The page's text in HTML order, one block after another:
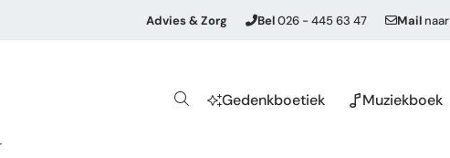
Advies & Zorg Bel026 - 445 63 47 Mail naar
Gedenkboetiek Muziekboek